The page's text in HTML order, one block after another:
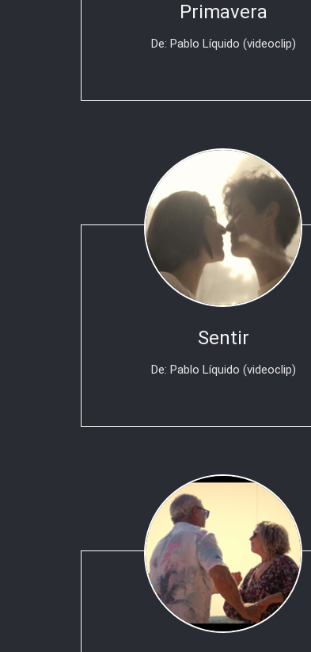
Primavera
De: Pablo Líquido (videoclip)
Sentir
De: Pablo Líquido (videoclip)